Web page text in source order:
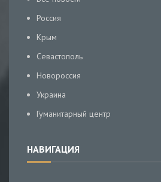
Россия
Крым
Севастополь
Новороссия
Украина
Гуманитарный центр
НАВИГАЦИЯ